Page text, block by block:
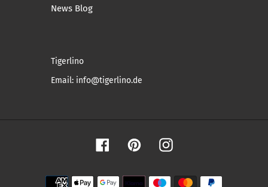
News Blog
Tigerlino
Email: info@tigerlino.de
FacebookPinterestInstagram
Zahlungsmethoden